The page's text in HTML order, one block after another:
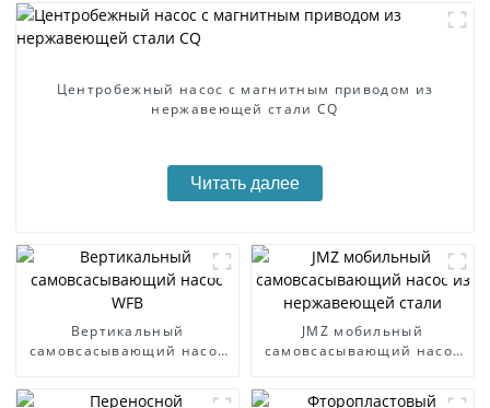
Центробежный насос с магнитным приводом из
нержавеющей стали CQ
Читать далее
Вертикальный
самовсасывающий насос
JMZ мобильный
самовсасывающий насос